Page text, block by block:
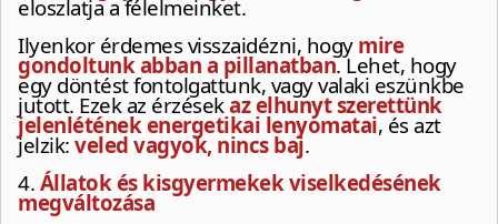
eloszlatja a félelmeinket.
Ilyenkor érdemes visszaidézni, hogy mire
gondoltunk abban a pillanatban. Lehet, hogy
egy döntést fontolgattunk, vagy valaki eszünkbe
jutott. Ezek az érzésekaz elhunyt szerettünk
jelenlétének energetikai lenyomatai, és azt
jelzik: veled vagyok, nincs baj.
4. Állatok és kisgyermekek viselkedésének
megváltozása